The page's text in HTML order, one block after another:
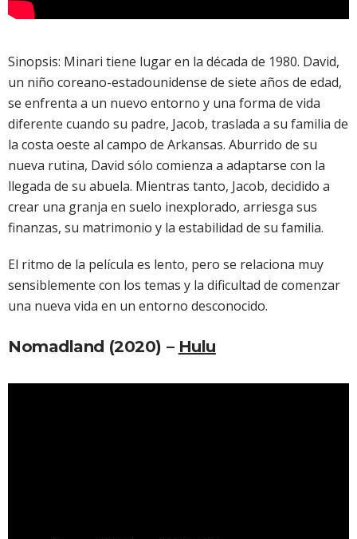
Sinopsis: Minari tiene lugar en la década de 1980. David,
un niño coreano-estadounidense de siete años de edad,
se enfrenta a un nuevo entorno y una forma de vida
diferente cuando su padre, Jacob, traslada a su familia de
la costa oeste al campo de Arkansas. Aburrido de su
nueva rutina, David sólo comienza a adaptarse con la
llegada de su abuela. Mientras tanto, Jacob, decidido a
crear una granja en suelo inexplorado, arriesga sus
finanzas, su matrimonio y la estabilidad de su familia.
El ritmo de la película es lento, pero se relaciona muy
sensiblemente con los temas y la dificultad de comenzar
una nueva vida en un entorno desconocido.
Nomadland (2020) – Hulu